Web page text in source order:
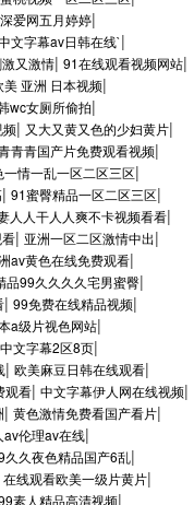
爱网五月婷婷|
文字幕av日韩在线`|
又激情| 91在线观看视频网站|
美 亚洲 日本视频|
wc女厕所偷拍|
频| 又大又黄又色的少妇黄片|
青青国产片免费观看视频|
一情一乱一区二区三区|
| 91蜜臀精品一区二区三区|
人人干人人爽不卡视频看看|
| 亚洲一区二区激情中出|
av黄色在线免费观看|
品99久久久久宅男蜜臀|
| 99免费在线精品视频|
a级片视色网站|
文字幕2区8页|
| 欧美麻豆日韩在线观看|
观看| 中文字幕伊人网在线视频|
| 黄色激情免费看国产看片|
av伦理av在线|
久久夜色精品国产6乱|
在线观看欧美一级片黄片|
素人精品高清视频|